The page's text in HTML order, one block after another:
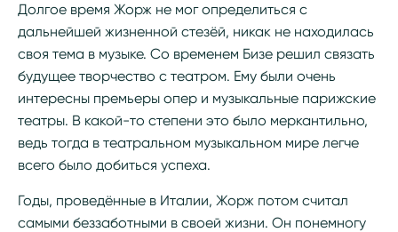
Долгое время Жорж не мог определиться с
дальнейшей жизненной стезёй, никак не находилась
своя тема в музыке. Со временем Бизе решил связать
будущее творчество с театром. Ему были очень
интересны премьеры опер и музыкальные парижские
театры. В какой-то степени это было меркантильно,
ведь тогда в театральном музыкальном мире легче
всего было добиться успеха.
Годы, проведённые в Италии, Жорж потом считал
самыми беззаботными в своей жизни. Он понемногу